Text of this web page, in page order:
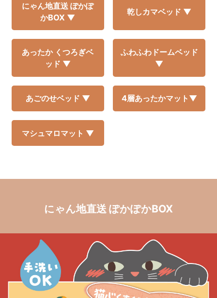
にゃん地直送 ぽかぽ
かBOX ▼
乾しカマベッド ▼
あったか くつろぎベ
ッド ▼
ふわふわドームベッド
▼
あごのせベッド ▼ 4層あったかマット▼
マシュマロマット ▼
にゃん地直送 ぽかぽかBOX